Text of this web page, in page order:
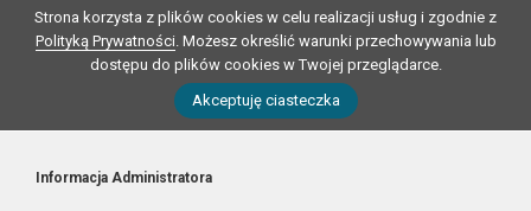
Strona korzysta z plików cookies w celu realizacji usług i zgodnie z
Polityką Prywatności. Możesz określić warunki przechowywania lub
dostępu do plików cookies w Twojej przeglądarce.
Akceptuję ciasteczka
Informacja Administratora